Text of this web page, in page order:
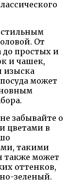
стильным
От
до простых и
и чашек,
изыска
может
забывайте о
цветами в
такими
также может
оттенков,
зеленый.